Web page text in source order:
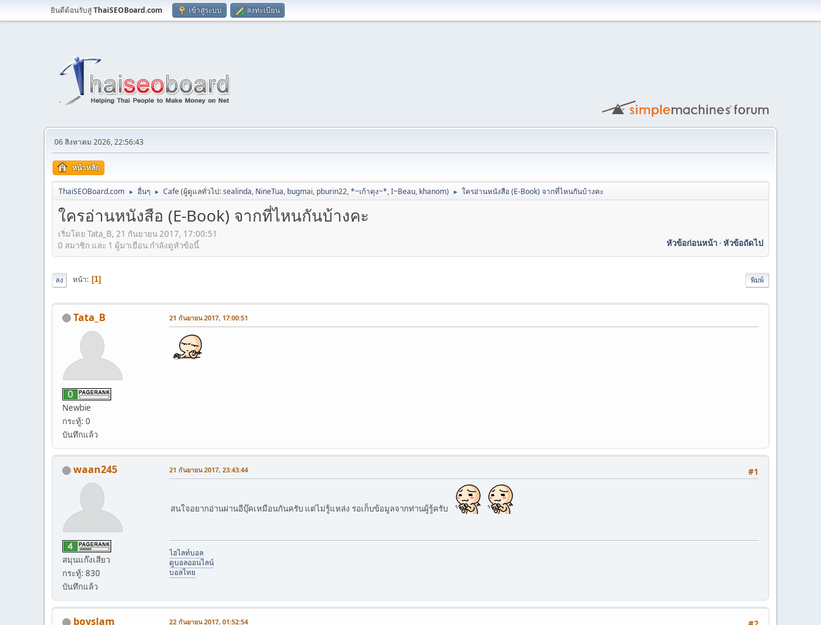
ยินดีต้อนรับสู่ThaiSEOBoard.com เข้าสู่ระบบ ลงทะเบียน
06 สิงหาคม 2026, 22:56:43
หน้าหลัก
ThaiSEOBoard.com ► อื่นๆ ► Cafe(ผู้ดูแลทั่วไป:sealinda, NineTua, bugmai, pburin22,*~เก้าคุง~*,I~Beau, khanom) ► ใครอ่านหนังสือ (E-Book) จากที่ไหนกันบ้างคะ
ใครอ่านหนังสือ (E-Book) จากที่ไหนกันบ้างคะ
เริ่มโดย Tata_B, 21 กันยายน 2017, 17:00:51
หัวข้อก่อนหน้า-หัวข้อถัดไป
0 สมาชิก และ 1 ผู้มาเยือน กำลังดูหัวข้อนี้
พิมพ์
ลง หน้า 1
Tata_B
Newbie
กระทู้: 0
บันทึกแล้ว
21 กันยายน 2017, 17:00:51
waan245
สมุนแก๊งเสียว
กระทู้: 830
บันทึกแล้ว
#1
21 กันยายน 2017, 23:43:44
สนใจอยากอ่านผ่านอีบุ๊คเหมือนกันครับ แต่ไม่รู้แหล่ง รอเก็บข้อมูลจากท่านผู้รู้ครับ
ไฮไลท์บอล
ดูบอลออนไลน์
บอลไทย
boyslam 22 กันยายน 2017, 01:52:54